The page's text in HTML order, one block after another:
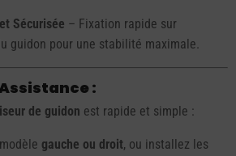
Sécurisée – Fixation rapide sur
guidon pour une stabilité maximale.
:
de guidon est rapide et simple :
gauche ou droit, ou installez les